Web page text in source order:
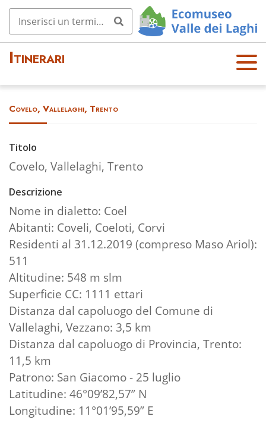
Itinerari
OPE
N
Covelo, Vallelaghi, Trento
Titolo
Covelo, Vallelaghi, Trento
Descrizione
Nome in dialetto: Coel
Abitanti: Coveli, Coeloti, Corvi
Residenti al 31.12.2019 (compreso Maso Ariol):
511
Altitudine: 548 m slm
Superficie CC: 1111 ettari
Distanza dal capoluogo del Comune di
Vallelaghi, Vezzano: 3,5 km
Distanza dal capoluogo di Provincia, Trento:
11,5 km
Patrono: San Giacomo - 25 luglio
Latitudine: 46°09’82,57” N
Longitudine: 11°01’95,59” E